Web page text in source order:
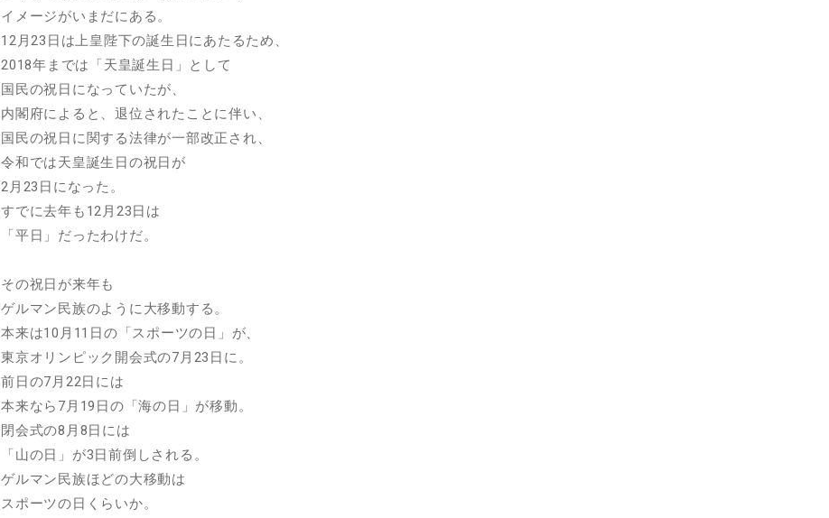
イメージがいまだにある。
12月23日は上皇陛下の誕生日にあたるため、
2018年までは「天皇誕生日」として
国民の祝日になっていたが、
内閣府によると、退位されたことに伴い、
国民の祝日に関する法律が一部改正され、
令和では天皇誕生日の祝日が
2月23日になった。
すでに去年も12月23日は
「平日」だったわけだ。
その祝日が来年も
ゲルマン民族のように大移動する。
本来は10月11日の「スポーツの日」が、
東京オリンピック開会式の7月23日に。
前日の7月22日には
本来なら7月19日の「海の日」が移動。
閉会式の8月8日には
「山の日」が3日前倒しされる。
ゲルマン民族ほどの大移動は
スポーツの日くらいか。